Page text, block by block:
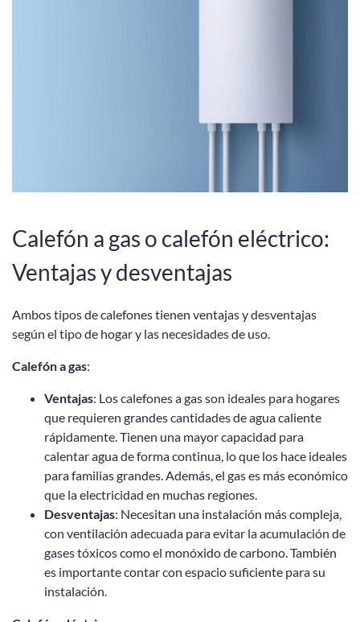
Calefón a gas o calefón eléctrico:
Ventajas y desventajas
Ambos tipos de calefones tienen ventajas y desventajas
según el tipo de hogar y las necesidades de uso.
Calefón a gas:
Ventajas: Los calefones a gas son ideales para hogares
que requieren grandes cantidades de agua caliente
rápidamente. Tienen una mayor capacidad para
calentar agua de forma continua, lo que los hace ideales
para familias grandes. Además, el gas es más económico
que la electricidad en muchas regiones.
Desventajas: Necesitan una instalación más compleja,
con ventilación adecuada para evitar la acumulación de
gases tóxicos como el monóxido de carbono. También
es importante contar con espacio suficiente para su
instalación.